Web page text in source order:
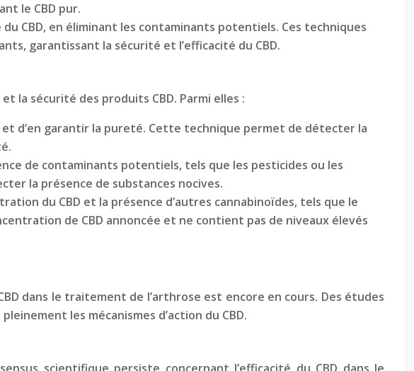
le CBD pur.
CBD, en éliminant les contaminants potentiels. Ces techniques
garantissant la sécurité et l’efficacité du CBD.
la sécurité des produits CBD. Parmi elles :
et d’en garantir la pureté. Cette technique permet de détecter la
de contaminants potentiels, tels que les pesticides ou les
la présence de substances nocives.
du CBD et la présence d’autres cannabinoïdes, tels que le
de CBD annoncée et ne contient pas de niveaux élevés
dans le traitement de l’arthrose est encore en cours. Des études
les mécanismes d’action du CBD.